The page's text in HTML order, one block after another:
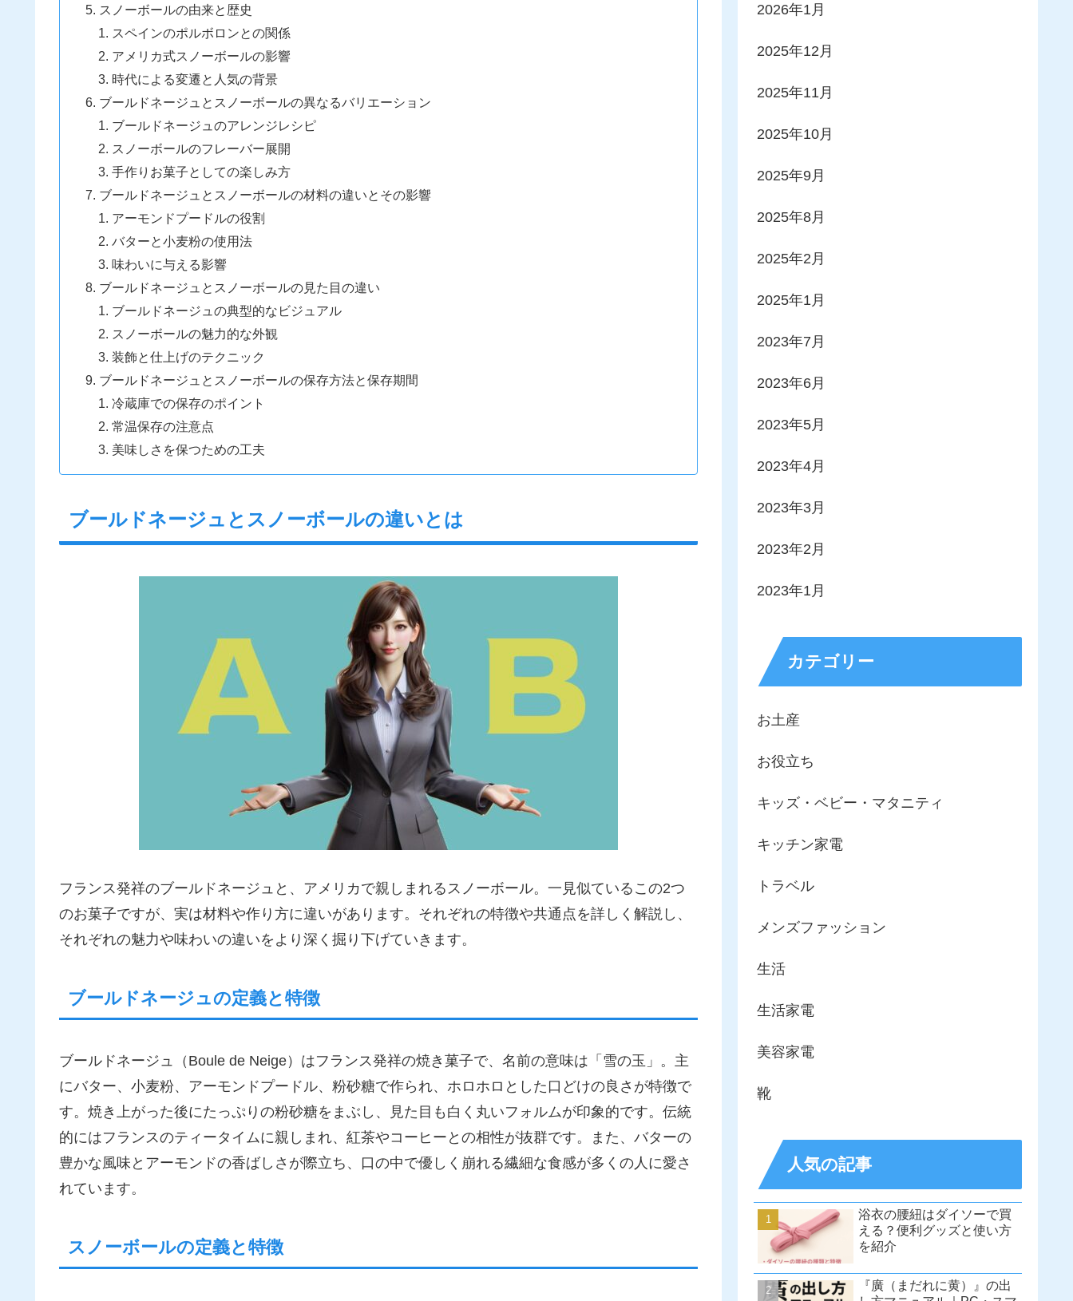
スノーボールの由来と歴史
スペインのポルボロンとの関係
アメリカ式スノーボールの影響
時代による変遷と人気の背景
ブールドネージュとスノーボールの異なるバリエーション
ブールドネージュのアレンジレシピ
スノーボールのフレーバー展開
手作りお菓子としての楽しみ方
ブールドネージュとスノーボールの材料の違いとその影響
アーモンドプードルの役割
バターと小麦粉の使用法
味わいに与える影響
ブールドネージュとスノーボールの見た目の違い
ブールドネージュの典型的なビジュアル
スノーボールの魅力的な外観
装飾と仕上げのテクニック
ブールドネージュとスノーボールの保存方法と保存期間
冷蔵庫での保存のポイント
常温保存の注意点
美味しさを保つための工夫
ブールドネージュとスノーボールの違いとは
フランス発祥のブールドネージュと、アメリカで親しまれるスノーボール。一見似ているこの2つ
のお菓子ですが、実は材料や作り方に違いがあります。それぞれの特徴や共通点を詳しく解説し、
それぞれの魅力や味わいの違いをより深く掘り下げていきます。
ブールドネージュの定義と特徴
ブールドネージュ（Boule de Neige）はフランス発祥の焼き菓子で、名前の意味は「雪の玉」。主
にバター、小麦粉、アーモンドプードル、粉砂糖で作られ、ホロホロとした口どけの良さが特徴で
す。焼き上がった後にたっぷりの粉砂糖をまぶし、見た目も白く丸いフォルムが印象的です。伝統
的にはフランスのティータイムに親しまれ、紅茶やコーヒーとの相性が抜群です。また、バターの
豊かな風味とアーモンドの香ばしさが際立ち、口の中で優しく崩れる繊細な食感が多くの人に愛さ
れています。
スノーボールの定義と特徴
2026年1月
2025年12月
2025年11月
2025年10月
2025年9月
2025年8月
2025年2月
2025年1月
2023年7月
2023年6月
2023年5月
2023年4月
2023年3月
2023年2月
2023年1月
カテゴリー
お土産
お役立ち
キッズ・ベビー・マタニティ
キッチン家電
トラベル
メンズファッション
生活
生活家電
美容家電
靴
人気の記事
浴衣の腰紐はダイソーで買
える？便利グッズと使い方
を紹介
『廣（まだれに黄）』の出